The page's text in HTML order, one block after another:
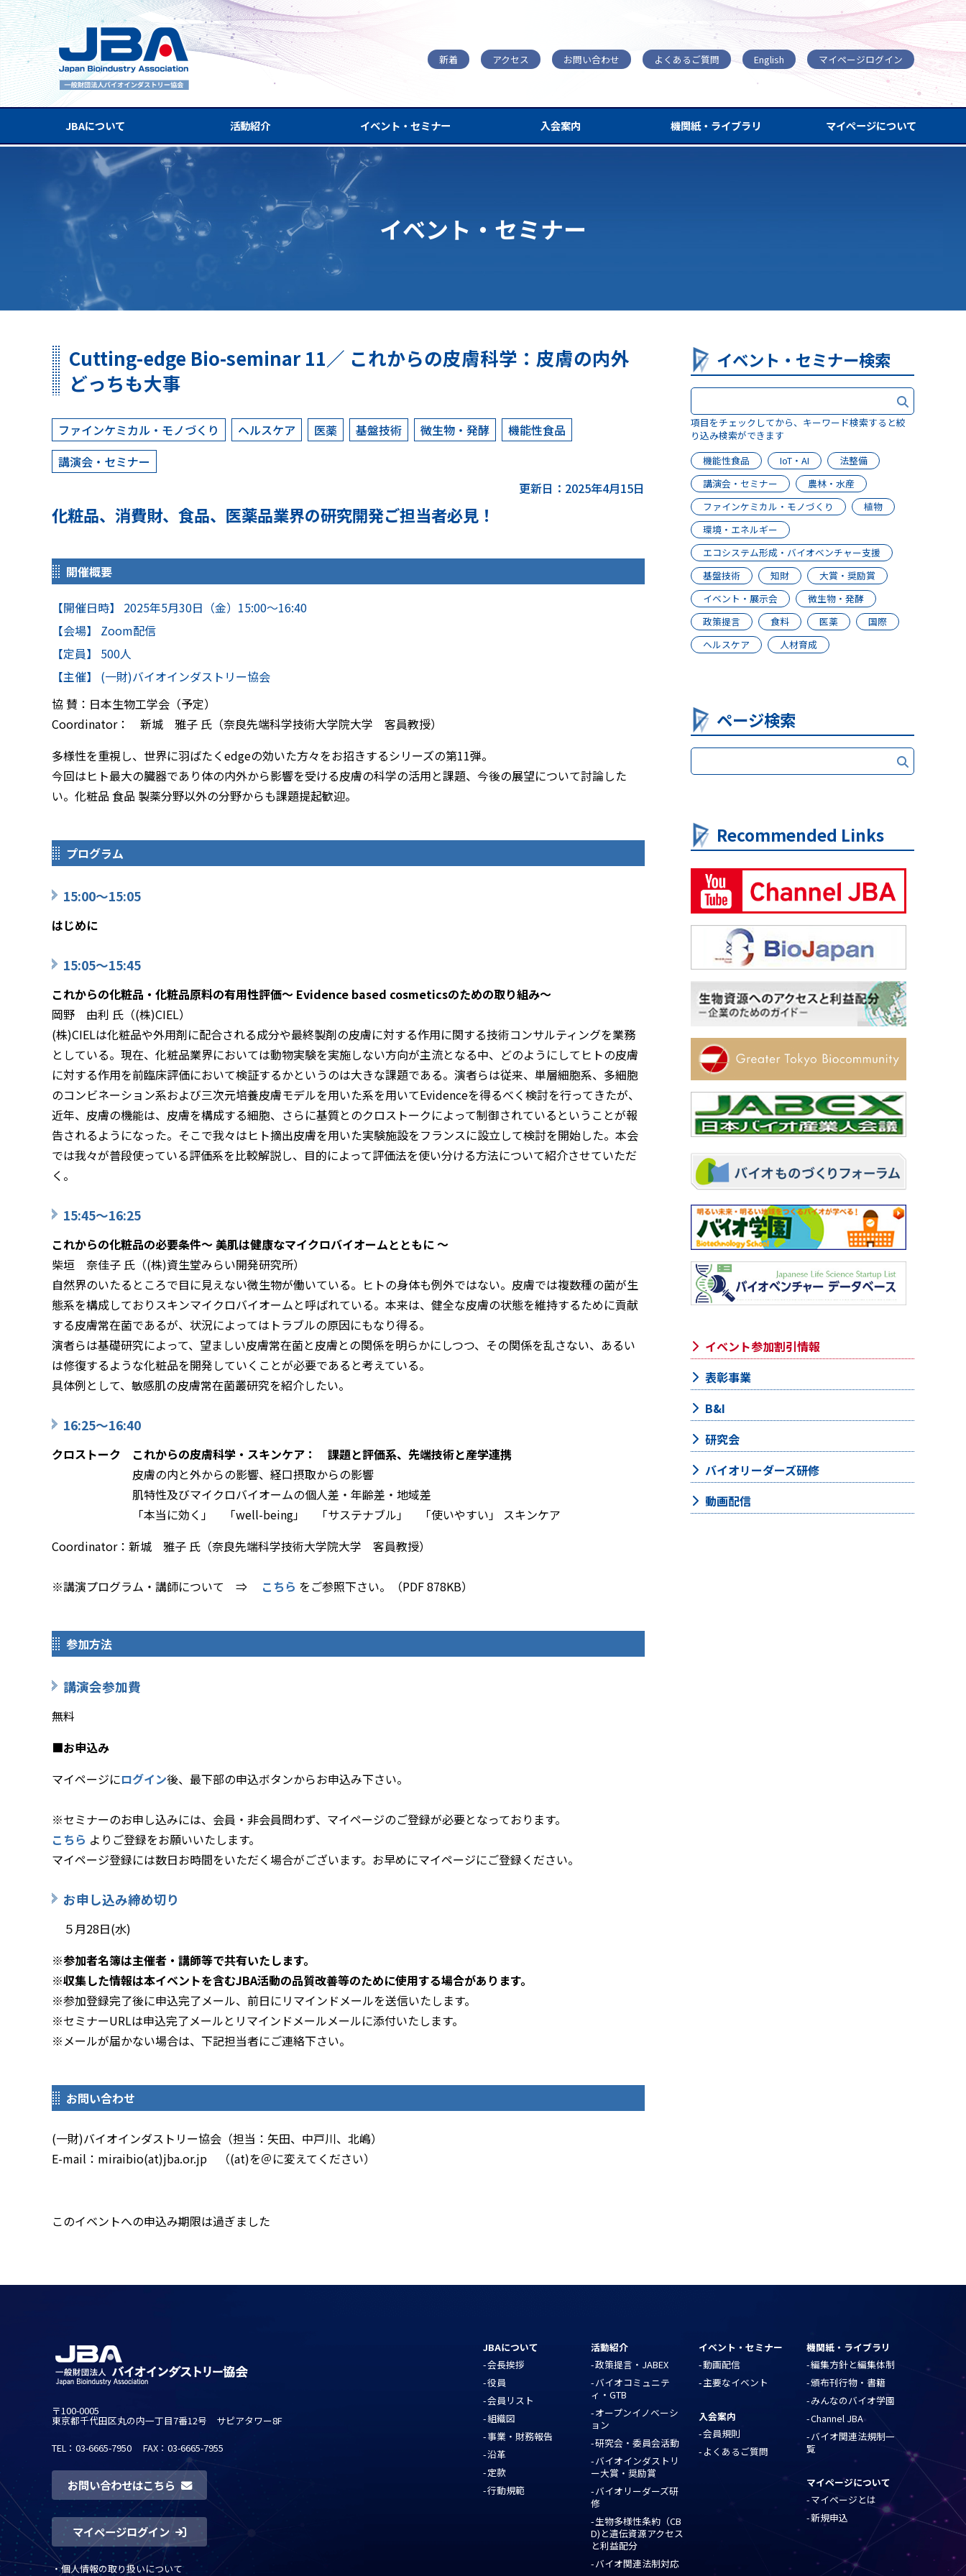
新着 アクセス お問い合わせ よくあるご質問 English マイページログイン
JBAについて 活動紹介 イベント・セミナー 入会案内 機関紙・ライブラリ マイページについて
イベント・セミナー
Cutting-edge Bio-seminar 11／ これからの皮膚科学：皮膚の内外
どっちも大事
ファインケミカル・モノづくり ヘルスケア 医薬 基盤技術 微生物・発酵
機能性食品
講演会・セミナー
更新日：2025年4月15日
化粧品、消費財、食品、医薬品業界の研究開発ご担当者必見！
開催概要
【開催日時】 2025年5月30日（金）15:00～16:40
【会場】 Zoom配信
【定員】 500人
【主催】 (一財)バイオインダストリー協会
協 賛：日本生物工学会（予定）
Coordinator： 新城 雅子 氏（奈良先端科学技術大学院大学 客員教授）
多様性を重視し、世界に羽ばたくedgeの効いた方々をお招きするシリーズの第11弾。
今回はヒト最大の臓器であり体の内外から影響を受ける皮膚の科学の活用と課題、今後の展望について討論した
い。化粧品 食品 製薬分野以外の分野からも課題提起歓迎。
プログラム
15:00～15:05
はじめに
15:05～15:45
これからの化粧品・化粧品原料の有用性評価～ Evidence based cosmeticsのための取り組み～
岡野 由利 氏（(株)CIEL）
(株)CIELは化粧品や外用剤に配合される成分や最終製剤の皮膚に対する作用に関する技術コンサルティングを業務
としている。現在、化粧品業界においては動物実験を実施しない方向が主流となる中、どのようにしてヒトの皮膚
に対する作用を前臨床評価において検証するかというのは大きな課題である。演者らは従来、単層細胞系、多細胞
のコンビネーション系および三次元培養皮膚モデルを用いた系を用いてEvidenceを得るべく検討を行ってきたが、
近年、皮膚の機能は、皮膚を構成する細胞、さらに基質とのクロストークによって制御されているということが報
告されるようになった。そこで我々はヒト摘出皮膚を用いた実験施設をフランスに設立して検討を開始した。本会
では我々が普段使っている評価系を比較解説し、目的によって評価法を使い分ける方法について紹介させていただ
く。
15:45～16:25
これからの化粧品の必要条件～ 美肌は健康なマイクロバイオームとともに ～
柴垣 奈佳子 氏（(株)資生堂みらい開発研究所）
自然界のいたるところで目に見えない微生物が働いている。ヒトの身体も例外ではない。皮膚では複数種の菌が生
態系を構成しておりスキンマイクロバイオームと呼ばれている。本来は、健全な皮膚の状態を維持するために貢献
する皮膚常在菌であるが、状況によってはトラブルの原因にもなり得る。
演者らは基礎研究によって、望ましい皮膚常在菌と皮膚との関係を明らかにしつつ、その関係を乱さない、あるい
は修復するような化粧品を開発していくことが必要であると考えている。
具体例として、敏感肌の皮膚常在菌叢研究を紹介したい。
16:25～16:40
クロストーク これからの皮膚科学・スキンケア： 課題と評価系、先端技術と産学連携
皮膚の内と外からの影響、経口摂取からの影響
肌特性及びマイクロバイオームの個人差・年齢差・地域差
「本当に効く」 「well-being」 「サステナブル」 「使いやすい」 スキンケア
Coordinator：新城 雅子 氏（奈良先端科学技術大学院大学 客員教授）
※講演プログラム・講師について ⇒ こちら をご参照下さい。（PDF 878KB）
参加方法
講演会参加費
無料
■お申込み
マイページにログイン後、最下部の申込ボタンからお申込み下さい。
※セミナーのお申し込みには、会員・非会員問わず、マイページのご登録が必要となっております。
こちら よりご登録をお願いいたします。
マイページ登録には数日お時間をいただく場合がございます。お早めにマイページにご登録ください。
お申し込み締め切り
５月28日(水)
※参加者名簿は主催者・講師等で共有いたします。
※収集した情報は本イベントを含むJBA活動の品質改善等のために使用する場合があります。
※参加登録完了後に申込完了メール、前日にリマインドメールを送信いたします。
※セミナーURLは申込完了メールとリマインドメールメールに添付いたします。
※メールが届かない場合は、下記担当者にご連絡下さい。
お問い合わせ
(一財)バイオインダストリー協会（担当：矢田、中戸川、北嶋）
E-mail：miraibio(at)jba.or.jp （(at)を＠に変えてください）
このイベントへの申込み期限は過ぎました
イベント・セミナー検索
項目をチェックしてから、キーワード検索すると絞
り込み検索ができます
機能性食品
IoT・AI
法整備
講演会・セミナー
農林・水産
ファインケミカル・モノづくり
植物
環境・エネルギー
エコシステム形成・バイオベンチャー支援
基盤技術
知財
大賞・奨励賞
イベント・展示会
微生物・発酵
政策提言
食料 医薬
国際
ヘルスケア
人材育成
ページ検索
Recommended Links
イベント参加割引情報
表彰事業
B&I
研究会
バイオリーダーズ研修
動画配信
〒100-0005
東京都千代田区丸の内一丁目7番12号 サピアタワー8F
TEL：03-6665-7950
FAX：03-6665-7955
お問い合わせはこちら
マイページログイン
・個人情報の取り扱いについて
JBAについて
会長挨拶
役員
会員リスト
組織図
事業・財務報告
沿革
定款
行動規範
活動紹介
政策提言・JABEX
バイオコミュニテ
ィ・GTB
オープンイノベーシ
ョン
研究会・委員会活動
バイオインダストリ
ー大賞・奨励賞
バイオリーダーズ研
修
生物多様性条約（CB
D)と遺伝資源アクセス
と利益配分
バイオ関連法制対応
イベント・セミナー
動画配信
主要なイベント
入会案内
会員規則
よくあるご質問
機関紙・ライブラリ
編集方針と編集体制
頒布刊行物・書籍
みんなのバイオ学園
Channel JBA
バイオ関連法規制一
覧
マイページについて
マイページとは
新規申込